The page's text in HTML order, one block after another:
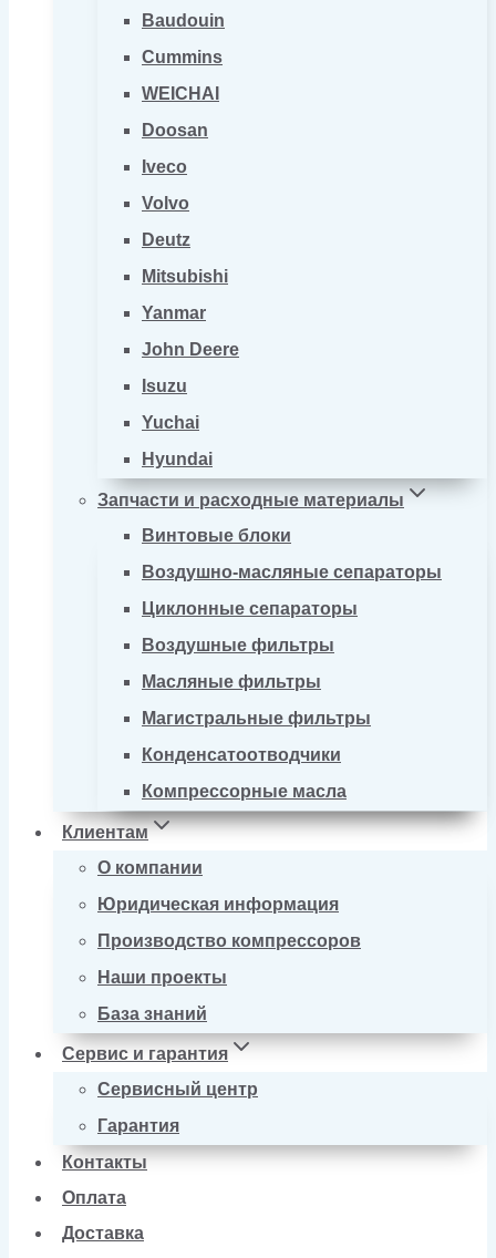
Baudouin
Cummins
WEICHAI
Doosan
Iveco
Volvo
Deutz
Mitsubishi
Yanmar
John Deere
Isuzu
Yuchai
Hyundai
Запчасти и расходные материалы
Винтовые блоки
Воздушно-масляные сепараторы
Циклонные сепараторы
Воздушные фильтры
Масляные фильтры
Магистральные фильтры
Конденсатоотводчики
Компрессорные масла
Клиентам
О компании
Юридическая информация
Производство компрессоров
Наши проекты
База знаний
Сервис и гарантия
Сервисный центр
Гарантия
Контакты
Оплата
Доставка